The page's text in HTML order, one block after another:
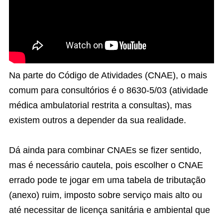
Na parte do Código de Atividades (CNAE), o mais
comum para consultórios é o 8630-5/03 (atividade
médica ambulatorial restrita a consultas), mas
existem outros a depender da sua realidade.
Dá ainda para combinar CNAEs se fizer sentido,
mas é necessário cautela, pois escolher o CNAE
errado pode te jogar em uma tabela de tributação
(anexo) ruim, imposto sobre serviço mais alto ou
até necessitar de licença sanitária e ambiental que